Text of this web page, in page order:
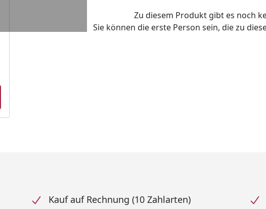
Zu diesem Produkt gibt es noch
Sie können die erste Person sein, die zu
Kauf auf Rechnung (10 Zahlarten)